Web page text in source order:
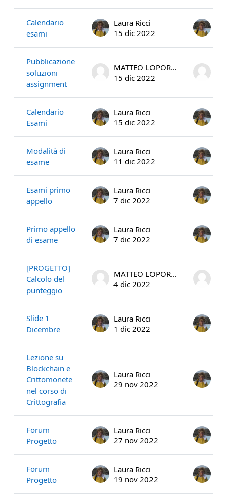
Calendario
esami
Laura Ricci
15 dic 2022
Pubblicazione
soluzioni
assignment
MATTEO LOPORCHIO
15 dic 2022
Calendario
Esami
Laura Ricci
15 dic 2022
Modalità di
esame
Laura Ricci
11 dic 2022
Esami primo
appello
Laura Ricci
7 dic 2022
Primo appello
di esame
Laura Ricci
7 dic 2022
[PROGETTO]
Calcolo del
punteggio
MATTEO LOPORCHIO
4 dic 2022
Slide 1
Dicembre
Laura Ricci
1 dic 2022
Lezione su
Blockchain e
Crittomonete
nel corso di
Crittografia
Laura Ricci
29 nov 2022
Forum
Progetto
Laura Ricci
27 nov 2022
Forum
Progetto
Laura Ricci
19 nov 2022